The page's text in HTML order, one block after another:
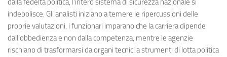
dalla fedeltà politica, l’intero sistema di sicurezza nazionale si
indebolisce. Gli analisti iniziano a temere le ripercussioni delle
proprie valutazioni, i funzionari imparano che la carriera dipende
dall’obbedienza e non dalla competenza, mentre le agenzie
rischiano di trasformarsi da organi tecnici a strumenti di lotta politica